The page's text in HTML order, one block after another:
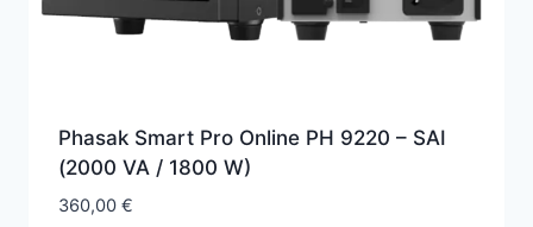
Phasak Smart Pro Online PH 9220 – SAI
(2000 VA / 1800 W)
360,00 €